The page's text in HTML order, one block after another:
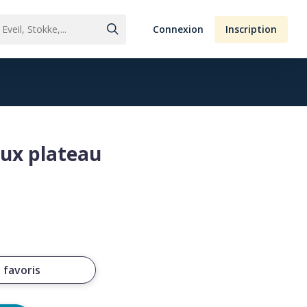
Connexion Inscription
plateau
favoris